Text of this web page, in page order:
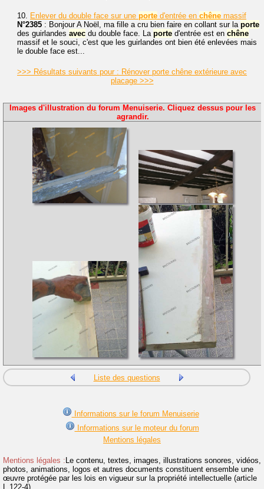
10. Enlever du double face sur une porte d'entrée en chêne massif
N°2385 : Bonjour A Noël, ma fille a cru bien faire en collant sur la porte
des guirlandes avec du double face. La porte d'entrée est en chêne
massif et le souci, c'est que les guirlandes ont bien été enlevées mais
le double face est...
>>> Résultats suivants pour : Rénover porte chêne extérieure avec
placage >>>
Images d'illustration du forum Menuiserie. Cliquez dessus pour les
agrandir.
Liste des questions
Informations sur le forum Menuiserie
Informations sur le moteur du forum
Mentions légales
Mentions légales : Le contenu, textes, images, illustrations sonores, vidéos,
photos, animations, logos et autres documents constituent ensemble une
œuvre protégée par les lois en vigueur sur la propriété intellectuelle (article
L.122-4).